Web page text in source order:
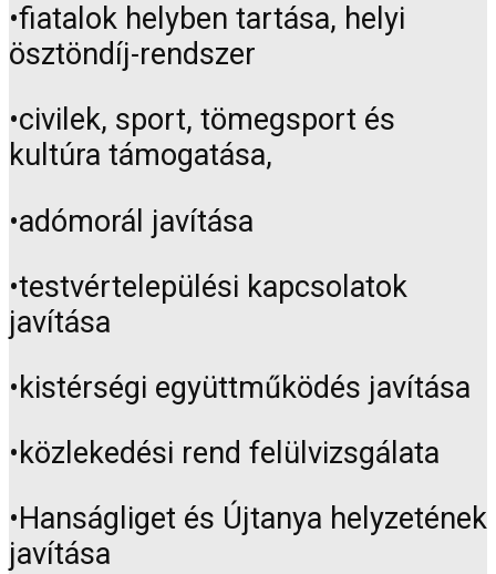
•fiatalok helyben tartása, helyi
ösztöndíj-rendszer
•civilek, sport, tömegsport és
kultúra támogatása,
•adómorál javítása
•testvértelepülési kapcsolatok
javítása
•kistérségi együttműködés javítása
•közlekedési rend felülvizsgálata
•Hanságliget és Újtanya helyzetének
javítása